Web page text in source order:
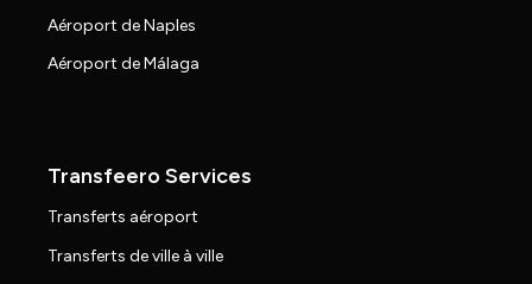
Aéroport de Naples
Aéroport de Málaga
Transfeero Services
Transferts aéroport
Transferts de ville à ville